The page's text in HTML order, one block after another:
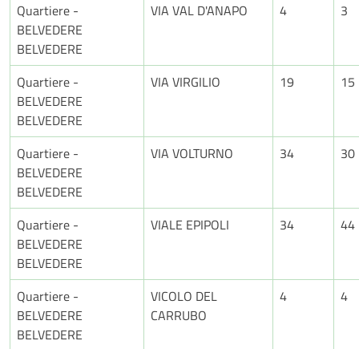
Quartiere -
BELVEDERE
BELVEDERE
VIA VAL D'ANAPO 4 3
Quartiere -
BELVEDERE
BELVEDERE
VIA VIRGILIO 19 15
Quartiere -
BELVEDERE
BELVEDERE
VIA VOLTURNO 34 30
Quartiere -
BELVEDERE
BELVEDERE
VIALE EPIPOLI 34 44
Quartiere -
BELVEDERE
BELVEDERE
VICOLO DEL
CARRUBO
4 4